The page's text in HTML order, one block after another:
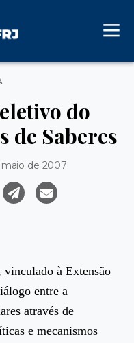
do
de Saberes
de 2007
vinculado à Extensão
entre a
através de
e mecanismos